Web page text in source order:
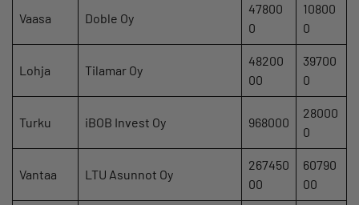
Vaasa Doble Oy
47800
0
10800
0
Lohja Tilamar Oy
48200
00
39700
0
Turku iBOB Invest Oy 968000
28000
0
Vantaa LTU Asunnot Oy
267450
00
60790
00